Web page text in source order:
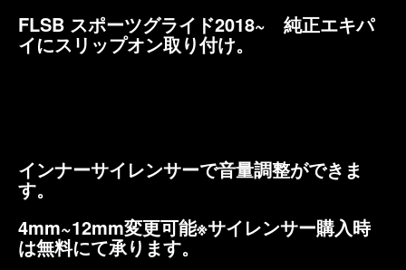
FLSB スポーツグライド2018~ 純正エキパ
イにスリップオン取り付け。
インナーサイレンサーで音量調整ができま
す。
4mm~12mm変更可能※サイレンサー購入時
は無料にて承ります。